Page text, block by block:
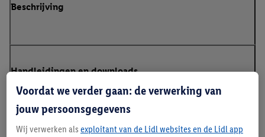
Beschrijving
Handleidingen en downloads
Voordat we verder gaan: de verwerking van
jouw persoonsgegevens
Wij verwerken als exploitant van de Lidl websites en de Lidl app